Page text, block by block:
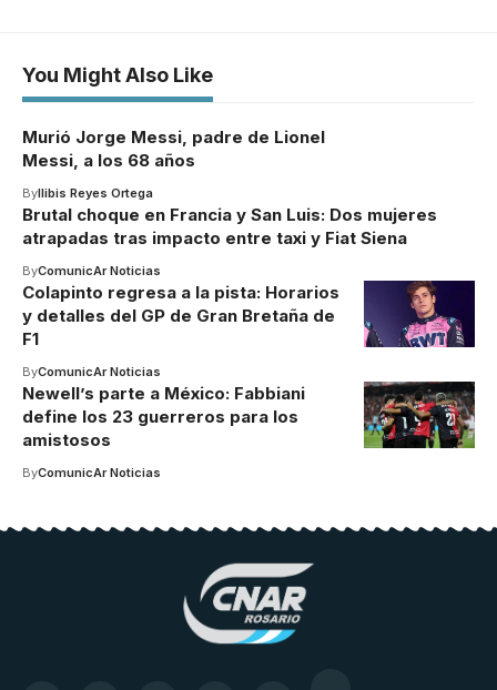
You Might Also Like
Murió Jorge Messi, padre de Lionel
Messi, a los 68 años
ByIlibis Reyes Ortega
Brutal choque en Francia y San Luis: Dos mujeres
atrapadas tras impacto entre taxi y Fiat Siena
ByComunicAr Noticias
Colapinto regresa a la pista: Horarios
y detalles del GP de Gran Bretaña de
F1
ByComunicAr Noticias
Newell’s parte a México: Fabbiani
define los 23 guerreros para los
amistosos
ByComunicAr Noticias